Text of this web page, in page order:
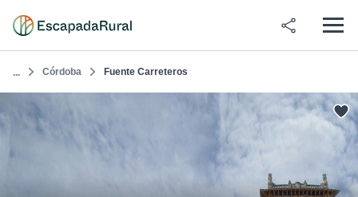
... Córdoba Fuente Carreteros